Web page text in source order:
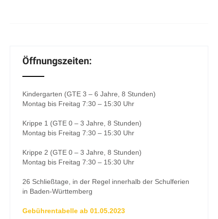
Öffnungszeiten:
Kindergarten (GTE 3 – 6 Jahre, 8 Stunden)
Montag bis Freitag 7:30 – 15:30 Uhr
Krippe 1 (GTE 0 – 3 Jahre, 8 Stunden)
Montag bis Freitag 7:30 – 15:30 Uhr
Krippe 2 (GTE 0 – 3 Jahre, 8 Stunden)
Montag bis Freitag 7:30 – 15:30 Uhr
26 Schließtage, in der Regel innerhalb der Schulferien
in Baden-Württemberg
Gebührentabelle ab 01.05.2023